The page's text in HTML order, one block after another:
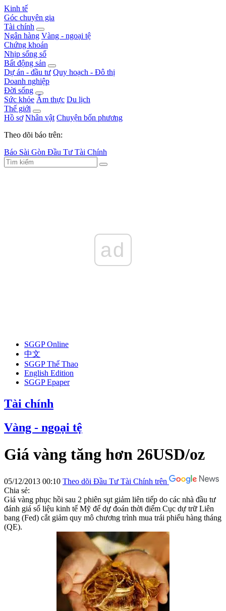
Kinh tế
Góc chuyên gia
Tài chính
Ngân hàng Vàng - ngoại tệ
Chứng khoán
Nhịp sống số
Bất động sản
Dự án - đầu tư Quy hoạch - Đô thị
Doanh nghiệp
Đời sống
Sức khỏe Ẩm thực Du lịch
Thế giới
Hồ sơ Nhân vật Chuyện bốn phương
Theo dõi báo trên:
Báo Sài Gòn Đầu Tư Tài Chính
ad
SGGP Online
中文
SGGP Thể Thao
English Edition
SGGP Epaper
Tài chính
Vàng - ngoại tệ
Giá vàng tăng hơn 26USD/oz
05/12/2013 00:10 Theo dõi Đầu Tư Tài Chính trên
Chia sẻ:
Giá vàng phục hồi sau 2 phiên sụt giảm liên tiếp do các nhà đầu tư
đánh giá số liệu kinh tế Mỹ để dự đoán thời điểm Cục dự trữ Liên
bang (Fed) cắt giảm quy mô chương trình mua trái phiếu hàng tháng
(QE).